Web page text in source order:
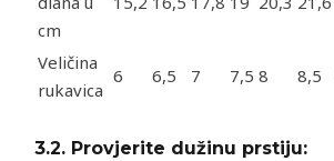
cm
Veličina
rukavica
6 6,5 7 7,5 8 8,5
3.2. Provjerite dužinu prstiju: